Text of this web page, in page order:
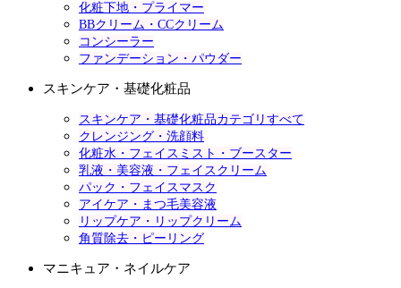
化粧下地・プライマー
BBクリーム・CCクリーム
コンシーラー
ファンデーション・パウダー
スキンケア・基礎化粧品
スキンケア・基礎化粧品カテゴリすべて
クレンジング・洗顔料
化粧水・フェイスミスト・ブースター
乳液・美容液・フェイスクリーム
パック・フェイスマスク
アイケア・まつ毛美容液
リップケア・リップクリーム
角質除去・ピーリング
マニキュア・ネイルケア